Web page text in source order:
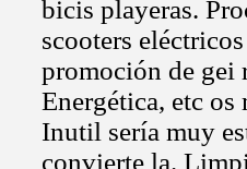
bicis playeras.
scooters
promoción de gei
Energética, etc
Inutil sería muy
convierte la.